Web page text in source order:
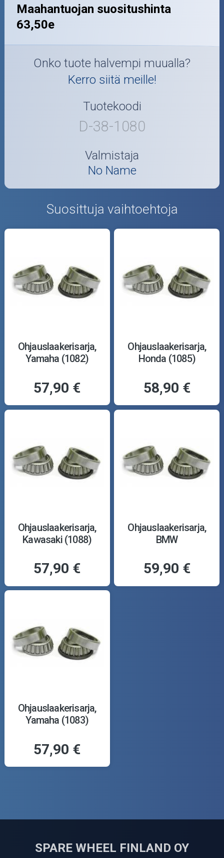
Maahantuojan suositushinta
63,50e
Onko tuote halvempi muualla?
Kerro siitä meille!
Tuotekoodi
D-38-1080
Valmistaja
No Name
Suosittuja vaihtoehtoja
Ohjauslaakerisarja,
Yamaha (1082)
57,90 €
Ohjauslaakerisarja,
Honda (1085)
58,90 €
Ohjauslaakerisarja,
Kawasaki (1088)
57,90 €
Ohjauslaakerisarja,
BMW
59,90 €
Ohjauslaakerisarja,
Yamaha (1083)
57,90 €
SPARE WHEEL FINLAND OY